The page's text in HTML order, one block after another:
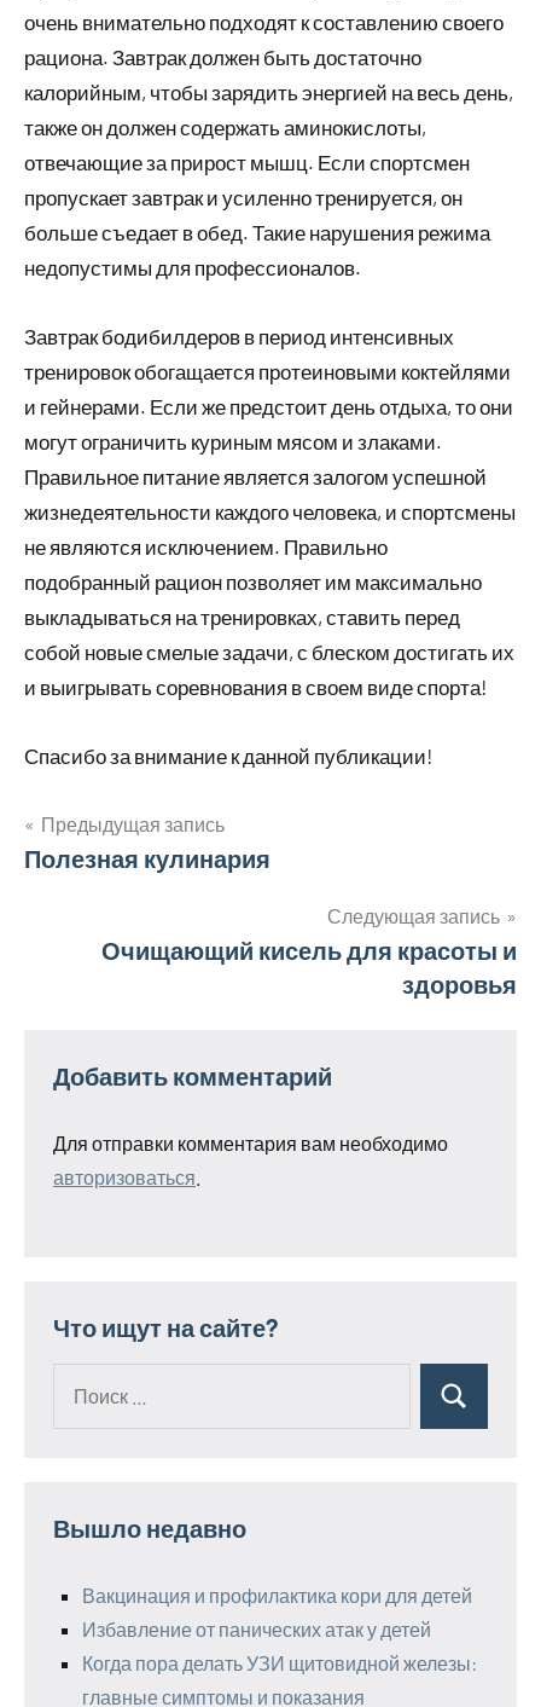
очень внимательно подходят к составлению своего
рациона. Завтрак должен быть достаточно
калорийным, чтобы зарядить энергией на весь день,
также он должен содержать аминокислоты,
отвечающие за прирост мышц. Если спортсмен
пропускает завтрак и усиленно тренируется, он
больше съедает в обед. Такие нарушения режима
недопустимы для профессионалов.
Завтрак бодибилдеров в период интенсивных
тренировок обогащается протеиновыми коктейлями
и гейнерами. Если же предстоит день отдыха, то они
могут ограничить куриным мясом и злаками.
Правильное питание является залогом успешной
жизнедеятельности каждого человека, и спортсмены
не являются исключением. Правильно
подобранный рацион позволяет им максимально
выкладываться на тренировках, ставить перед
собой новые смелые задачи, с блеском достигать их
и выигрывать соревнования в своем виде спорта!
Спасибо за внимание к данной публикации!
Навигация
записям
Предыдущая запись
Полезная кулинария
Следующая запись
Очищающий кисель для красоты и
здоровья
Добавить комментарий
Для отправки комментария вам необходимо
авторизоваться
Что ищут на сайте?
Поиск
Вышло недавно
Вакцинация и профилактика кори для детей
Избавление от панических атак у детей
Когда пора делать УЗИ щитовидной железы:
главные симптомы и показания